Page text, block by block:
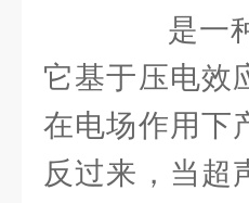
是一种
它基于压电效
在电场作用下
反过来，当超